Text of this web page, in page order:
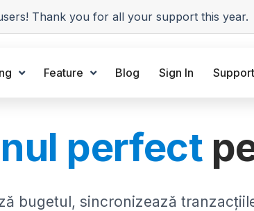
Thank you for all your support this year.
Feature Blog Sign In Support
perfect
bugetul, sincronizează